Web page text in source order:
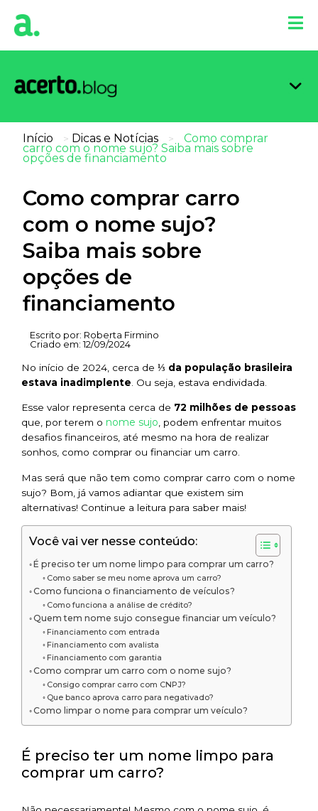
Início > Dicas e Notícias > Como comprar
carro com o nome sujo? Saiba mais sobre
opções de financiamento
Como comprar carro
com o nome sujo?
Saiba mais sobre
opções de
financiamento
Escrito por: Roberta Firmino
Criado em: 12/09/2024
No início de 2024, cerca de ⅓ da população brasileira
estava inadimplente . Ou seja, estava endividada.
Esse valor representa cerca de 72 milhões de pessoas
que, por terem o nome sujo , podem enfrentar muitos
desafios financeiros, até mesmo na hora de realizar
sonhos, como comprar ou financiar um carro.
Mas será que não tem como comprar carro com o nome
sujo? Bom, já vamos adiantar que existem sim
alternativas! Continue a leitura para saber mais!
Você vai ver nesse conteúdo:
É preciso ter um nome limpo para comprar um carro?
Como saber se meu nome aprova um carro?
Como funciona o financiamento de veículos?
Como funciona a análise de crédito?
Quem tem nome sujo consegue financiar um veículo?
Financiamento com entrada
Financiamento com avalista
Financiamento com garantia
Como comprar um carro com o nome sujo?
Consigo comprar carro com CNPJ?
Que banco aprova carro para negativado?
Como limpar o nome para comprar um veículo?
É preciso ter um nome limpo para
comprar um carro?